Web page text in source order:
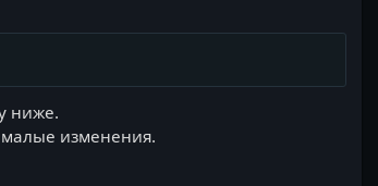
ниже.
изменения.